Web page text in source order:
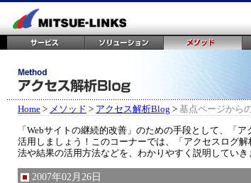
Home > メソッド > アクセス解析Blog > 基点ページから
「Webサイトの継続的改善」のための手段として、「
活用しましょう！このコーナーでは、「アクセスログ
法や結果の活用方法などを、わかりやすく説明していき
2007年02月26日